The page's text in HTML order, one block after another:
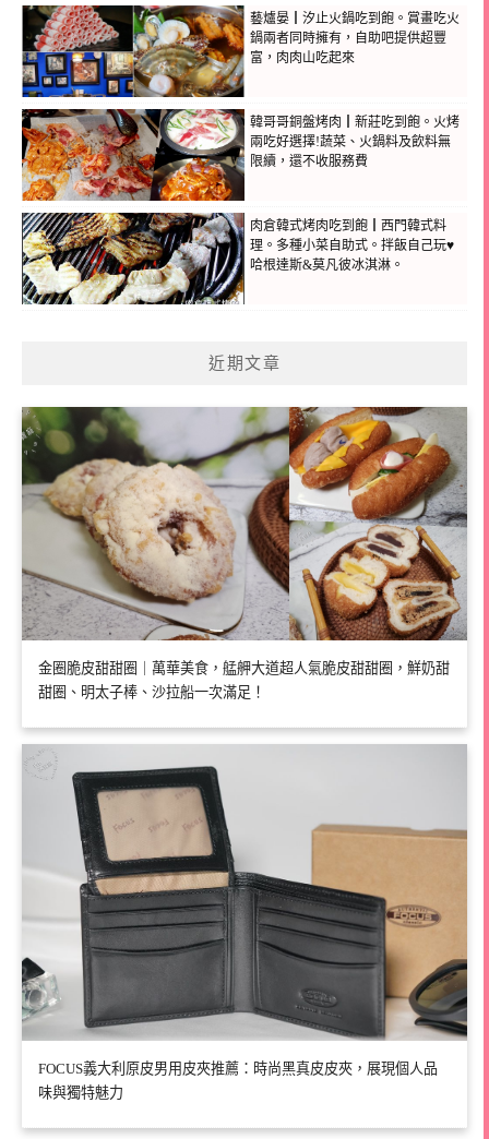
藝爐晏┃汐止火鍋吃到飽。賞畫吃火
鍋兩者同時擁有，自助吧提供超豐
富，肉肉山吃起來
韓哥哥銅盤烤肉┃新莊吃到飽。火烤
兩吃好選擇!蔬菜、火鍋料及飲料無
限續，還不收服務費
肉倉韓式烤肉吃到飽┃西門韓式料
理。多種小菜自助式。拌飯自己玩♥
哈根達斯&莫凡彼冰淇淋。
近期文章
金圈脆皮甜甜圈｜萬華美食，艋舺大道超人氣脆皮甜甜圈，鮮奶甜
甜圈、明太子棒、沙拉船一次滿足！
FOCUS義大利原皮男用皮夾推薦：時尚黑真皮皮夾，展現個人品
味與獨特魅力